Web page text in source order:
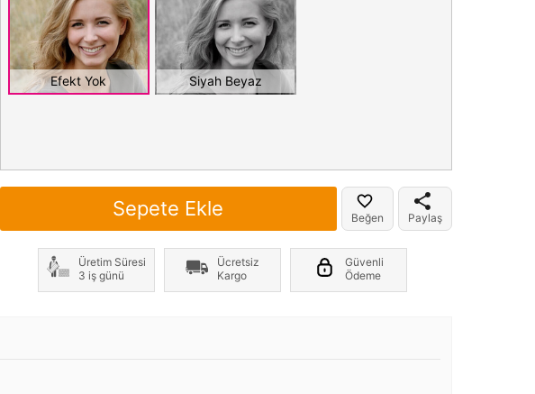
Efekt Yok Siyah Beyaz
Sepete Ekle Beğen Paylaş
Üretim Süresi
3 iş günü
Ücretsiz
Kargo
Güvenli
Ödeme